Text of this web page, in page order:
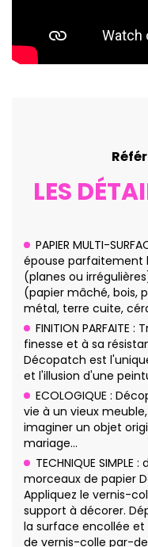
LES
PAPIER MULTI-
épouse parfaitement
(planes ou
(papier mâché, bois,
métal, terre cuite,
FINITION
finesse et à sa
Décopatch est
et l'illusion d'une
ECOLOGIQUE :
vie à un vieux
imaginer un objet
mariage…
TECHNIQUE
morceaux de papier
Appliquez le vernis-
support à décorer.
la surface encollée
de vernis-colle par-